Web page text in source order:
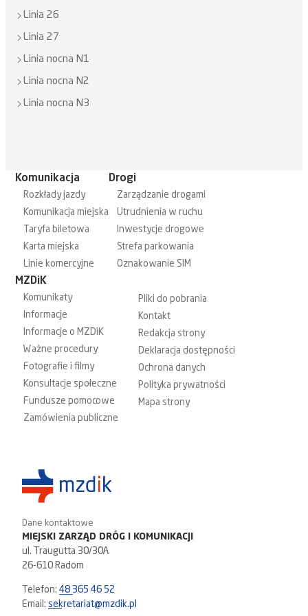
Linia 26
Linia 27
Linia nocna N1
Linia nocna N2
Linia nocna N3
Komunikacja
Rozkłady jazdy
Komunikacja miejska
Taryfa biletowa
Karta miejska
Linie komercyjne
Drogi
Zarządzanie drogami
Utrudnienia w ruchu
Inwestycje drogowe
Strefa parkowania
Oznakowanie SIM
MZDiK
Komunikaty
Informacje
Informacje o MZDiK
Ważne procedury
Fotografie i filmy
Konsultacje społeczne
Fundusze pomocowe
Zamówienia publiczne
Pliki do pobrania
Kontakt
Redakcja strony
Deklaracja dostępności
Ochrona danych
Polityka prywatności
Mapa strony
Dane kontaktowe
MIEJSKI ZARZĄD DRÓG I KOMUNIKACJI
ul. Traugutta 30/30A
26-610 Radom
Telefon:48 365 46 52
Email:sekretariat@mzdik.pl